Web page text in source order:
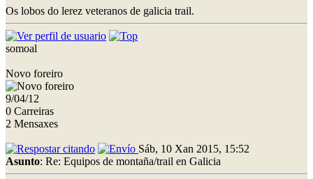
Os lobos do lerez veteranos de galicia trail.
somoal
Novo foreiro
9/04/12
0 Carreiras
2 Mensaxes
Sáb, 10 Xan 2015, 15:52
Asunto: Re: Equipos de montaña/trail en Galicia